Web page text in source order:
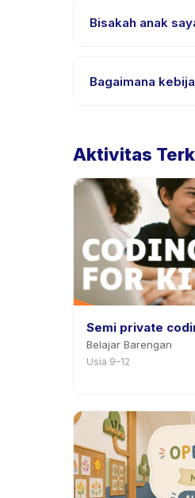
yang didukung.
Bisakah anak
Bagaimana
Aktivitas
Semi private
Belajar Barengan
Usia 9–12